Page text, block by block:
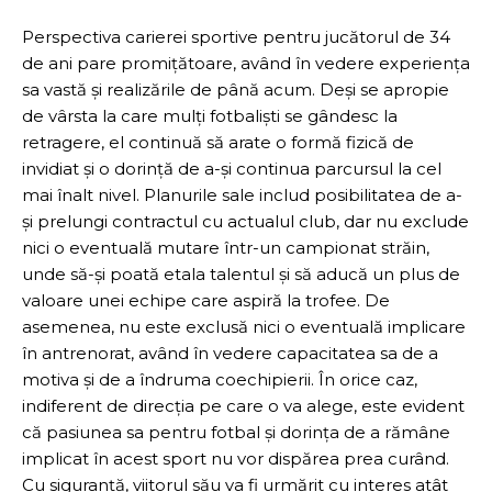
Perspectiva carierei sportive pentru jucătorul de 34
de ani pare promițătoare, având în vedere experiența
sa vastă și realizările de până acum. Deși se apropie
de vârsta la care mulți fotbaliști se gândesc la
retragere, el continuă să arate o formă fizică de
invidiat și o dorință de a-și continua parcursul la cel
mai înalt nivel. Planurile sale includ posibilitatea de a-
și prelungi contractul cu actualul club, dar nu exclude
nici o eventuală mutare într-un campionat străin,
unde să-și poată etala talentul și să aducă un plus de
valoare unei echipe care aspiră la trofee. De
asemenea, nu este exclusă nici o eventuală implicare
în antrenorat, având în vedere capacitatea sa de a
motiva și de a îndruma coechipierii. În orice caz,
indiferent de direcția pe care o va alege, este evident
că pasiunea sa pentru fotbal și dorința de a rămâne
implicat în acest sport nu vor dispărea prea curând.
Cu siguranță, viitorul său va fi urmărit cu interes atât